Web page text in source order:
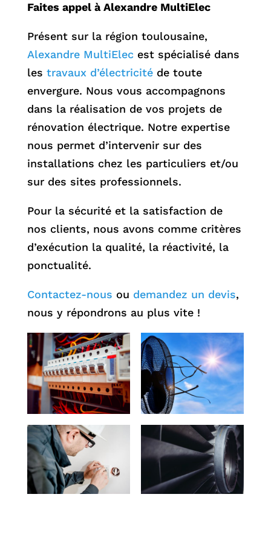
Faites appel à Alexandre MultiElec
Présent sur la région toulousaine,
Alexandre MultiElecest spécialisé dans
les travaux d’électricitéde toute
envergure. Nous vous accompagnons
dans la réalisation de vos projets de
rénovation électrique. Notre expertise
nous permet d’intervenir sur des
installations chez les particuliers et/ou
sur des sites professionnels.
Pour la sécurité et la satisfaction de
nos clients, nous avons comme critères
d’exécution la qualité, la réactivité, la
ponctualité.
Contactez-nous ou demandez un devis,
nous y répondrons au plus vite !